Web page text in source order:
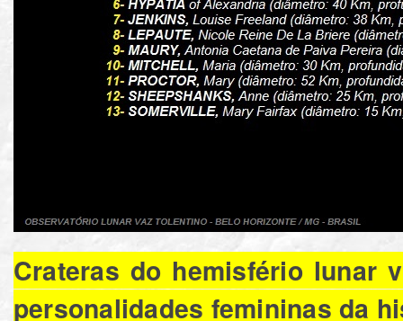
Crateras do hemisfério lunar
personalidades femininas da